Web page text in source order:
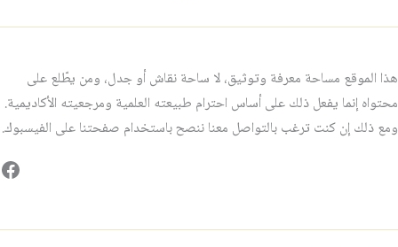
هذا الموقع مساحة معرفة وتوثيق، لا ساحة نقاش أو جدل، ومن يطّلع على
محتواه إنما يفعل ذلك على أساس احترام طبيعته العلمية ومرجعيته الأكاديمية.
ومع ذلك إن كنت ترغب بالتواصل معنا ننصح باستخدام صفحتنا على الفيسبوك.